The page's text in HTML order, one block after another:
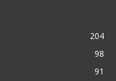
204
98
91